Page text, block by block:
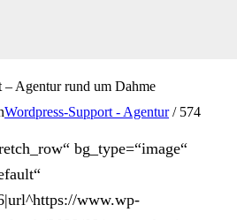
Agentur rund um Dahme
Wordpress-Support - Agentur / 574
bg_type=“image“
www.wp-